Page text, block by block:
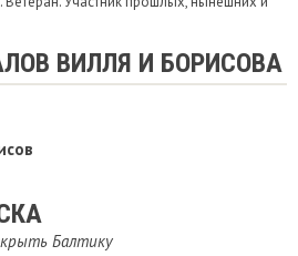
ВИЛЛЯ И БОРИСОВА
Балтику